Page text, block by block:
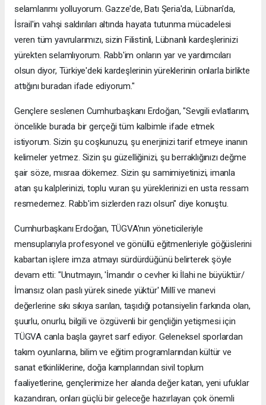
selamlarımı yolluyorum. Gazze'de, Batı Şeria'da, Lübnan'da,
İsrail'in vahşi saldırıları altında hayata tutunma mücadelesi
veren tüm yavrularımızı, sizin Filistinli, Lübnanlı kardeşlerinizi
yürekten selamlıyorum. Rabb'im onların yar ve yardımcıları
olsun diyor, Türkiye'deki kardeşlerinin yüreklerinin onlarla birlikte
attığını buradan ifade ediyorum."
Gençlere seslenen Cumhurbaşkanı Erdoğan, "Sevgili evlatlarım,
öncelikle burada bir gerçeği tüm kalbimle ifade etmek
istiyorum. Sizin şu coşkunuzu, şu enerjinizi tarif etmeye inanın
kelimeler yetmez. Sizin şu güzelliğinizi, şu berraklığınızı değme
şair söze, mısraa dökemez. Sizin şu samimiyetinizi, imanla
atan şu kalplerinizi, toplu vuran şu yüreklerinizi en usta ressam
resmedemez. Rabb'im sizlerden razı olsun" diye konuştu.
Cumhurbaşkanı Erdoğan, TÜGVA'nın yöneticileriyle
mensuplarıyla profesyonel ve gönüllü eğitmenleriyle göğüslerini
kabartan işlere imza atmayı sürdürdüğünü belirterek şöyle
devam etti: "Unutmayın, 'İmandır o cevher ki İlahi ne büyüktür/
İmansız olan paslı yürek sinede yüktür' Millî ve manevi
değerlerine sıkı sıkıya sarılan, taşıdığı potansiyelin farkında olan,
şuurlu, onurlu, bilgili ve özgüvenli bir gençliğin yetişmesi için
TÜGVA canla başla gayret sarf ediyor. Geleneksel sporlardan
takım oyunlarına, bilim ve eğitim programlarından kültür ve
sanat etkinliklerine, doğa kamplarından sivil toplum
faaliyetlerine, gençlerimize her alanda değer katan, yeni ufuklar
kazandıran, onları güçlü bir geleceğe hazırlayan çok önemli